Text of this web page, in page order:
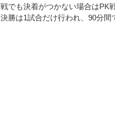
戦でも決着がつかない場合はPK
決勝は1試合だけ行われ、90分間